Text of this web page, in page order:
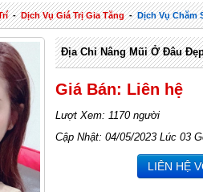
-Dịch Vụ Giá Trị Gia Tăng-Dịch Vụ Chăm
Địa Chỉ Nâng Mũi Ở Đâu
Giá Bán: Liên hệ
Lượt Xem: 1170 người
Cập Nhật: 04/05/2023 Lúc 03
LIÊN HỆ